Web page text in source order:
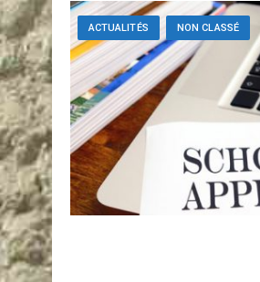
ACTUALITÉS NON CLASSÉ